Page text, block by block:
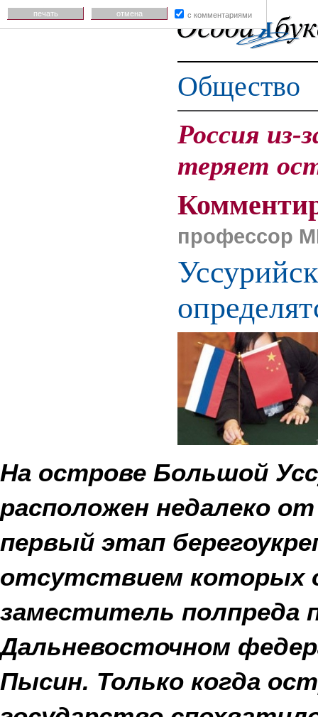
Общество
Россия из-
теряет
профессор
На острове Большой
расположен недалеко
первый этап
отсутствием которых
заместитель полпреда
Дальневосточном
Пысин. Только когда
печать отмена с комментариями